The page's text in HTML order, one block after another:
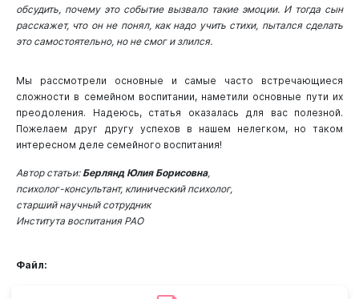
обсудить, почему это событие вызвало такие эмоции. И тогда сын
расскажет, что он не понял, как надо учить стихи, пытался сделать
это самостоятельно, но не смог и злился.
Мы рассмотрели основные и самые часто встречающиеся
сложности в семейном воспитании, наметили основные пути их
преодоления. Надеюсь, статья оказалась для вас полезной.
Пожелаем друг другу успехов в нашем нелегком, но таком
интересном деле семейного воспитания!
Автор статьи: Берлянд Юлия Борисовна,
психолог-консультант, клинический психолог,
старший научный сотрудник
Института воспитания РАО
Файл: